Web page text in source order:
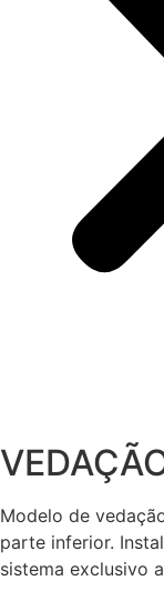
Modelo de
parte inferior.
sistema exclusivo